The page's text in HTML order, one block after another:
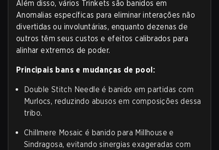
Além disso, vários Trinkets são banidos em
Anomalias específicas para eliminar interações não
divertidas ou involuntárias, enquanto dezenas de
outros têm seus custos e efeitos calibrados para
alinhar extremos de poder.
Principais bans e mudanças de pool:
Double Stitch Needle é banido em partidas com
Murlocs, reduzindo abusos em composições dessa
tribo.
Chillmere Mosaic é banido para Millhouse e
Sindragosa, evitando sinergias exageradas com